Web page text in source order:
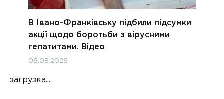
В Івано-Франківську підбили підсумки
акції щодо боротьби з вірусними
гепатитами. Відео
06.08.2026
загрузка...